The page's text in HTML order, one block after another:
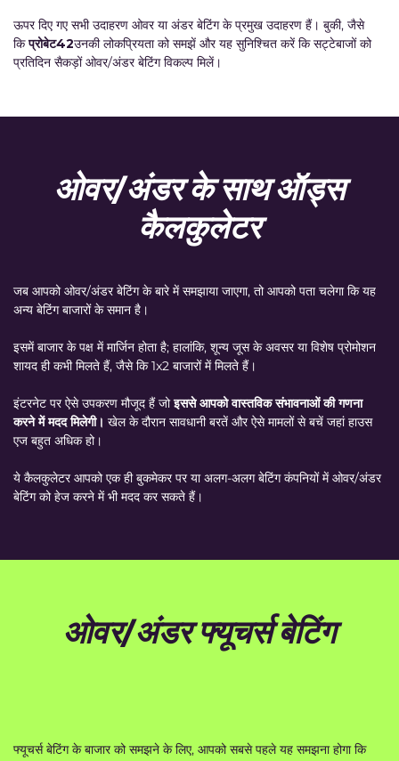
ऊपर दिए गए सभी उदाहरण ओवर या अंडर बेटिंग के प्रमुख उदाहरण हैं। बुकी, जैसे
किप्रोबेट42उनकी लोकप्रियता को समझें और यह सुनिश्चित करें कि सट्टेबाजों को
प्रतिदिन सैकड़ों ओवर/अंडर बेटिंग विकल्प मिलें।
ओवर/अंडर के साथ ऑड्स
कैलकुलेटर
जब आपको ओवर/अंडर बेटिंग के बारे में समझाया जाएगा, तो आपको पता चलेगा कि यह
अन्य बेटिंग बाजारों के समान है।
इसमें बाजार के पक्ष में मार्जिन होता है; हालांकि, शून्य जूस के अवसर या विशेष प्रोमोशन
शायद ही कभी मिलते हैं, जैसे कि 1x2 बाजारों में मिलते हैं।
इंटरनेट पर ऐसे उपकरण मौजूद हैं जोइससे आपको वास्तविक संभावनाओं की गणना
करने में मदद मिलेगी। खेल के दौरान सावधानी बरतें और ऐसे मामलों से बचें जहां हाउस
एज बहुत अधिक हो।
ये कैलकुलेटर आपको एक ही बुकमेकर पर या अलग-अलग बेटिंग कंपनियों में ओवर/अंडर
बेटिंग को हेज करने में भी मदद कर सकते हैं।
ओवर/अंडर फ्यूचर्स बेटिंग
फ्यूचर्स बेटिंग के बाजार को समझने के लिए, आपको सबसे पहले यह समझना होगा कि